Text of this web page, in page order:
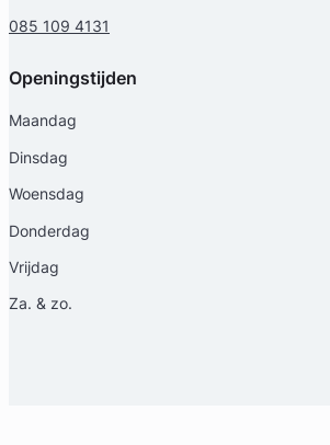
085 109 4131
Openingstijden
Maandag
Dinsdag
Woensdag
Donderdag
Vrijdag
Za. & zo.